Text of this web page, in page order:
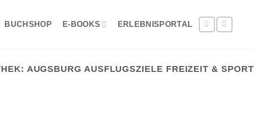
BUCHSHOP E-BOOKS ERLEBNISPORTAL
AUGSBURG AUSFLUGSZIELE FREIZEIT & SPORT